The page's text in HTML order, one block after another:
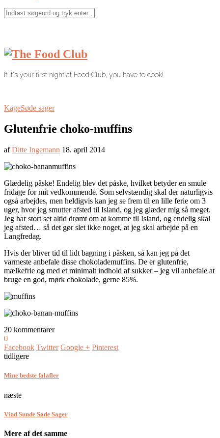
If it's your first night at Food Club, you have to cook!
KageSøde sager
Glutenfrie choko-muffins
afDitte Ingemann 18. april 2014
Glædelig påske! Endelig blev det påske, hvilket betyder en smule
fridage for mit vedkommende. Som selvstændig skal der naturligvis
også arbejdes, men heldigvis kan jeg se frem til en lille ferie om 3
uger, hvor jeg smutter afsted til Island, og jeg glæder mig så meget.
Jeg har stort set altid drømt om at komme til Island, og endelig skal
jeg afsted… så det gør slet ikke noget, at jeg skal arbejde på en
Langfredag.
Hvis der bliver tid til lidt bagning i påsken, så kan jeg på det
varmeste anbefale disse chokolademuffins. De er glutenfrie,
mælkefrie og med et minimalt indhold af sukker – jeg vil anbefale at
bruge en god, mørk chokolade, gerne 85%.
20 kommentarer
0
Facebook Twitter Google + Pinterest
tidligere
Mine bedste falafler
næste
Vind Sunde Søde Sager
Mere af det samme